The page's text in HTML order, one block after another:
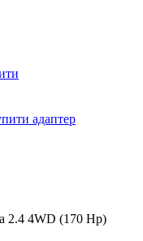
адаптер
2.4 4WD (170 Hp)